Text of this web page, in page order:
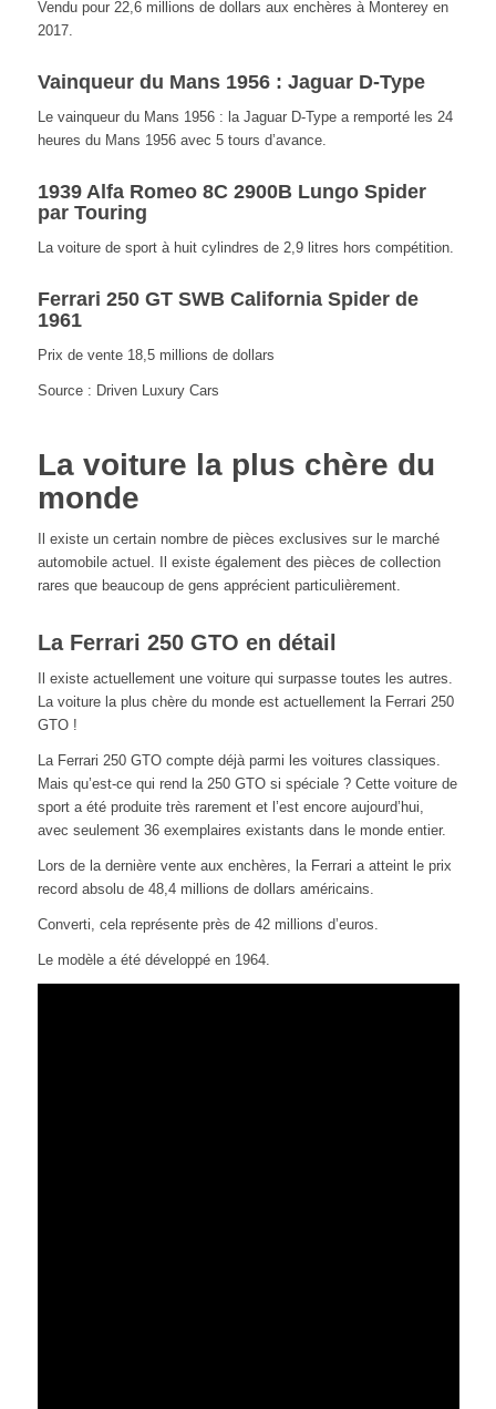
Vendu pour 22,6 millions de dollars aux enchères à Monterey en
2017.
Vainqueur du Mans 1956 : Jaguar D-Type
Le vainqueur du Mans 1956 : la Jaguar D-Type a remporté les 24
heures du Mans 1956 avec 5 tours d’avance.
1939 Alfa Romeo 8C 2900B Lungo Spider
par Touring
La voiture de sport à huit cylindres de 2,9 litres hors compétition.
Ferrari 250 GT SWB California Spider de
1961
Prix de vente 18,5 millions de dollars
Source : Driven Luxury Cars
La voiture la plus chère du
monde
Il existe un certain nombre de pièces exclusives sur le marché
automobile actuel. Il existe également des pièces de collection
rares que beaucoup de gens apprécient particulièrement.
La Ferrari 250 GTO en détail
Il existe actuellement une voiture qui surpasse toutes les autres.
La voiture la plus chère du monde est actuellement la Ferrari 250
GTO !
La Ferrari 250 GTO compte déjà parmi les voitures classiques.
Mais qu’est-ce qui rend la 250 GTO si spéciale ? Cette voiture de
sport a été produite très rarement et l’est encore aujourd’hui,
avec seulement 36 exemplaires existants dans le monde entier.
Lors de la dernière vente aux enchères, la Ferrari a atteint le prix
record absolu de 48,4 millions de dollars américains.
Converti, cela représente près de 42 millions d’euros.
Le modèle a été développé en 1964.